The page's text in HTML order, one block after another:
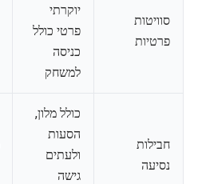
סוויטות
פרטיות
יוקרתי
פרטי כולל
כניסה
למשחק
חבילות
נסיעה
כולל מלון,
הסעות
ולעתים
גישה